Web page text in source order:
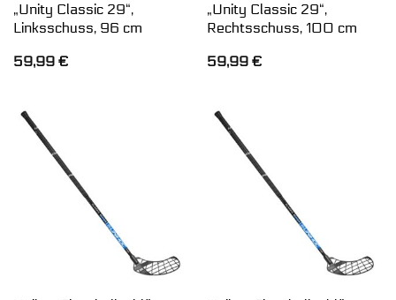
„Unity Classic 29“,
Linksschuss, 96 cm
59,99 €
„Unity Classic 29“,
Rechtsschuss, 100 cm
59,99 €